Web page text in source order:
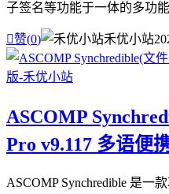
子签名等功能于一体的多功
赞(0) 禾优小站
ASCOMP
Pro v9.117 多语便
ASCOMP Synchredible 是一